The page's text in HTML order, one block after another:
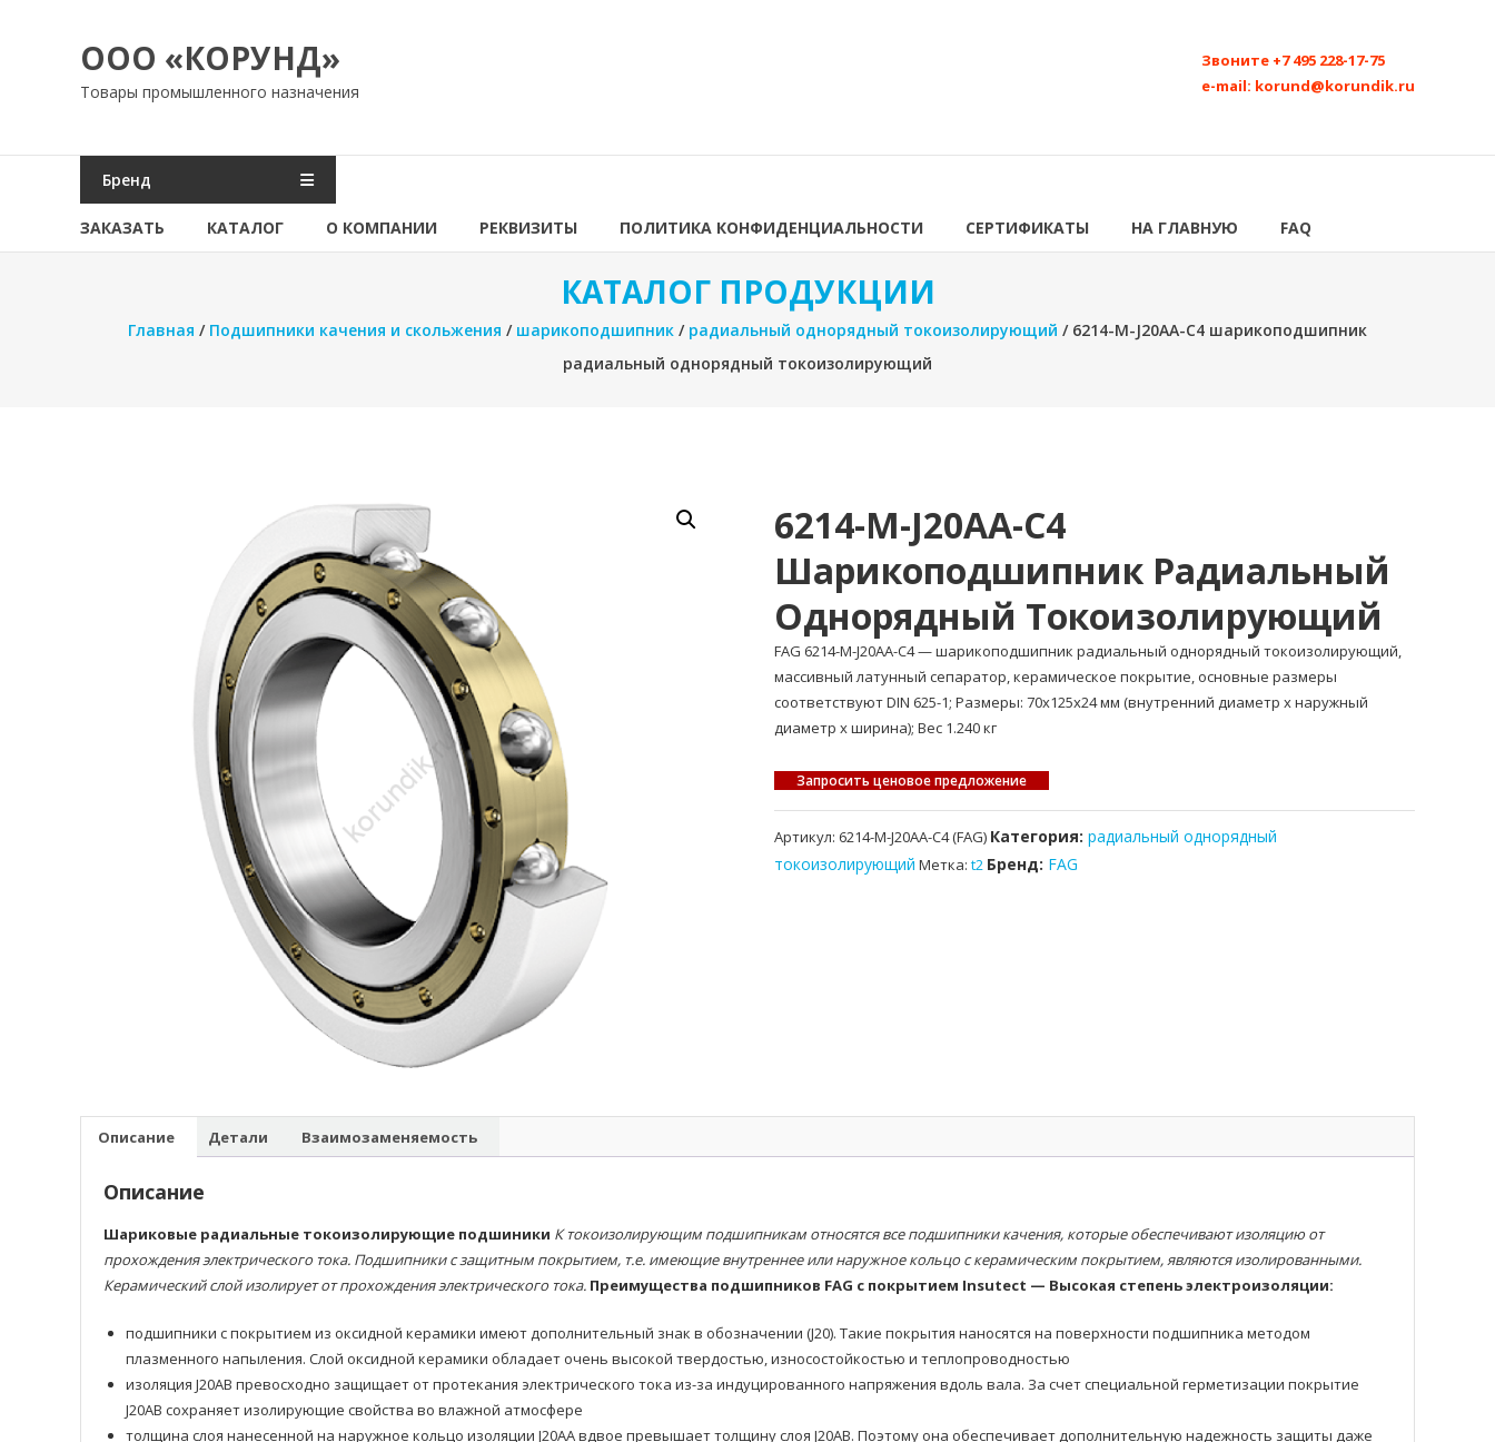
содержимомуООО «КОРУНД»
Товары промышленного назначения
Звоните +7 495 228-17-75
e-mail: korund@korundik.ru
Бренд
ЗАКАЗАТЬ КАТАЛОГ О КОМПАНИИ РЕКВИЗИТЫ ПОЛИТИКА КОНФИДЕНЦИАЛЬНОСТИ СЕРТИФИКАТЫ НА ГЛАВНУЮ FAQ
КАТАЛОГ ПРОДУКЦИИ
Главная / Подшипники качения и скольжения / шарикоподшипник / радиальный однорядный токоизолирующий / 6214-M-J20AA-C4 шарикоподшипник
радиальный однорядный токоизолирующий
6214-M-J20AA-C4
Шарикоподшипник Радиальный
Однорядный Токоизолирующий
FAG 6214-M-J20AA-C4 — шарикоподшипник радиальный однорядный токоизолирующий,
массивный латунный сепаратор, керамическое покрытие, основные размеры
соответствуют DIN 625-1; Размеры: 70x125x24 мм (внутренний диаметр x наружный
диаметр x ширина); Вес 1.240 кг
Запросить ценовое предложение
Артикул: 6214-M-J20AA-C4 (FAG) Категория: радиальный однорядный
токоизолирующий Метка: t2 Бренд: FAG
Описание Детали Взаимозаменяемость
Описание
Шариковые радиальные токоизолирующие подшиники К токоизолирующим подшипникам относятся все подшипники качения, которые обеспечивают изоляцию от
прохождения электрического тока. Подшипники с защитным покрытием, т.е. имеющие внутреннее или наружное кольцо с керамическим покрытием, являются изолированными.
Керамический слой изолирует от прохождения электрического тока. Преимущества подшипников FAG с покрытием Insutect — Высокая степень электроизоляции:
подшипники с покрытием из оксидной керамики имеют дополнительный знак в обозначении (J20). Такие покрытия наносятся на поверхности подшипника методом
плазменного напыления. Слой оксидной керамики обладает очень высокой твердостью, износостойкостью и теплопроводностью
изоляция J20AB превосходно защищает от протекания электрического тока из-за индуцированного напряжения вдоль вала. За счет специальной герметизации покрытие
J20AB сохраняет изолирующие свойства во влажной атмосфере
толщина слоя нанесенной на наружное кольцо изоляции J20AA вдвое превышает толщину слоя J20AB. Поэтому она обеспечивает дополнительную надежность защиты даже